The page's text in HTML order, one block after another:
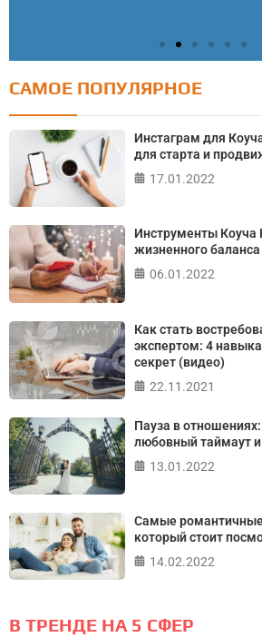
Тест: Как я контролирую
Онлайн тест на основе шкалы
Джулиана Роттера
САМОЕ ПОПУЛЯРНОЕ
Инстаграм для
для старта и
17.01.2022
Инструменты Коуча
жизненного баланса
06.01.2022
Как стать
экспертом: 4
секрет (видео)
22.11.2021
Пауза в
любовный таймаут
13.01.2022
Самые
который стоит
14.02.2022
В ТРЕНДЕ НА 5 СФЕР